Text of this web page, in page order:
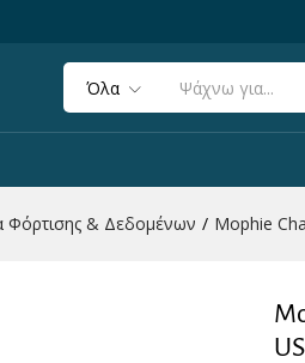
Όλα
Φόρτισης & Δεδομένων / Mophie
Καλώδιο φόρτισης